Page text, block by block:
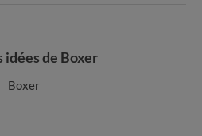
idées de Boxer
Boxer